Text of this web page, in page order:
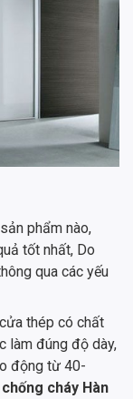
phẩm nào,
tốt nhất, Do
qua các yếu
thép có chất
làm đúng độ dày,
động từ 40-
cháy Hàn